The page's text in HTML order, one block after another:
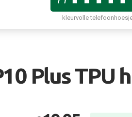
kleurvolle
Plus TPU